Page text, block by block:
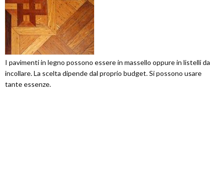
I pavimenti in legno possono essere in massello oppure in listelli da
incollare. La scelta dipende dal proprio budget. Si possono usare
tante essenze.